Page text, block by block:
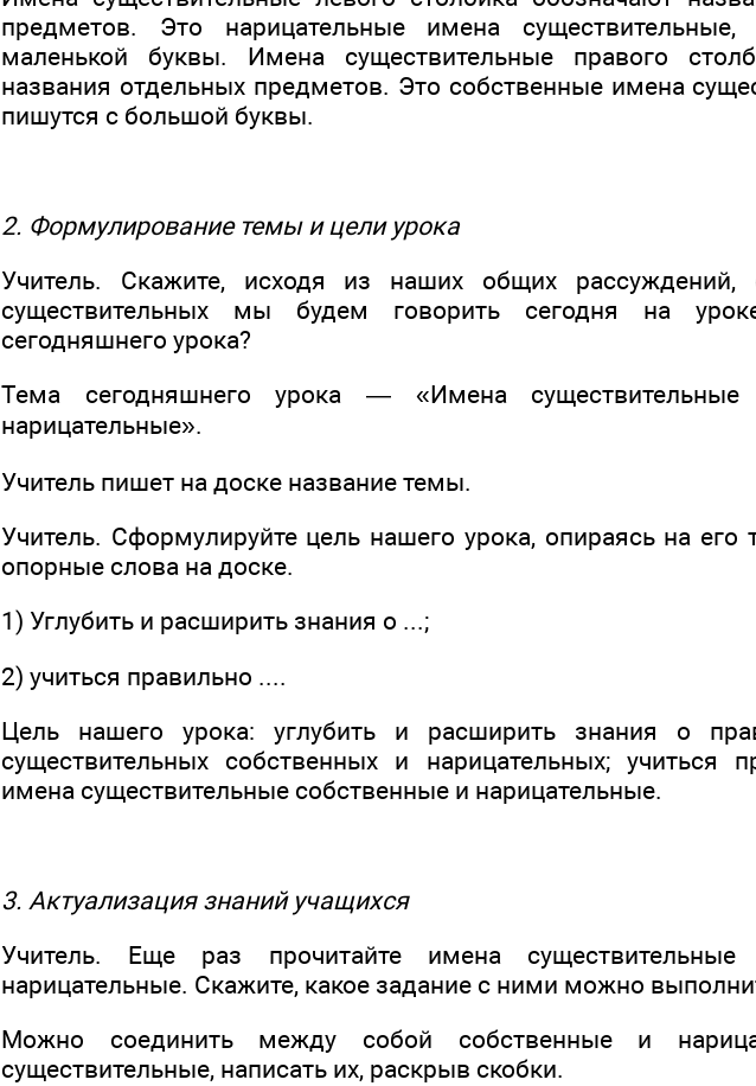
предметов. Это нарицательные имена
маленькой буквы. Имена существительные правого
названия отдельных предметов. Это собственные имена
пишутся с большой буквы.
2. Формулирование темы и цели урока
Учитель. Скажите, исходя из наших общих рассуждений,
существительных мы будем говорить сегодня на
сегодняшнего урока?
Тема сегодняшнего урока — «Имена существительные
нарицательные».
Учитель пишет на доске название темы.
Учитель. Сформулируйте цель нашего урока, опираясь на его
опорные слова на доске.
1) Углубить и расширить знания о ...;
2) учиться правильно ....
Цель нашего урока: углубить и расширить знания о
существительных собственных и нарицательных; учиться
имена существительные собственные и нарицательные.
3. Актуализация знаний учащихся
Учитель. Еще раз прочитайте имена существительные
нарицательные. Скажите, какое задание с ними можно
Можно соединить между собой собственные и
существительные, написать их, раскрыв скобки.